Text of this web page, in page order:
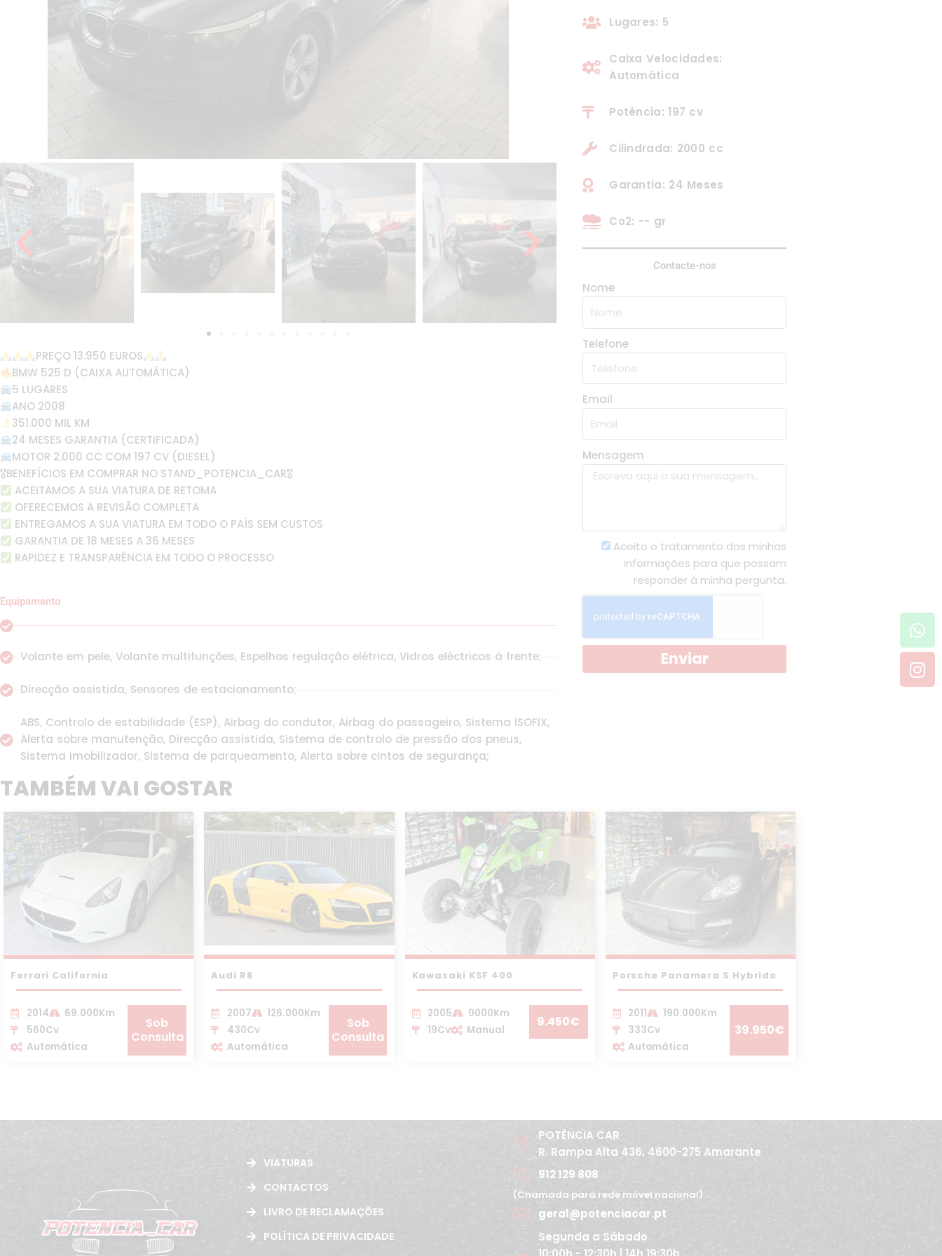
PREÇO 13.950 EUROS
BMW 525 D (CAIXA AUTOMÁTICA)
5 LUGARES
ANO 2008
351.000 MIL KM
24 MESES GARANTIA (CERTIFICADA)
MOTOR 2.000 CC COM 197 CV (DIESEL)
🎖BENEFÍCIOS EM COMPRAR NO STAND_POTENCIA_CAR🎖
ACEITAMOS A SUA VIATURA DE RETOMA
OFERECEMOS A REVISÃO COMPLETA
ENTREGAMOS A SUA VIATURA EM TODO O PAÍS SEM CUSTOS
GARANTIA DE 18 MESES A 36 MESES
RAPIDEZ E TRANSPARÊNCIA EM TODO O PROCESSO
Equipamento
Volante em pele, Volante multifunções, Espelhos regulação elétrica, Vidros eléctricos à frente;
Direcção assistida, Sensores de estacionamento;
ABS, Controlo de estabilidade (ESP), Airbag do condutor, Airbag do passageiro, Sistema ISOFIX,
Alerta sobre manutenção, Direcção assistida, Sistema de controlo de pressão dos pneus,
Sistema imobilizador, Sistema de parqueamento, Alerta sobre cintos de segurança;
Lugares: 5
Caixa Velocidades:
Automática
Potência: 197 cv
Cilindrada: 2000 cc
Garantia: 24 Meses
Co2: -- gr
Contacte-nos
Nome
Telefone
Email
Mensagem
Aceito o tratamento das minhas
informações para que possam
responder à minha pergunta.
Enviar
TAMBÉM VAI GOSTAR
Ferrari California
2014
69.000Km
560Cv
Automática
Sob
Consulta
Audi R8
2007
126.000Km
430Cv
Automática
Sob
Consulta
Kawasaki KSF 400
2005
0000Km
19Cv
Manual
9.450€
Porsche Panamera S Hybrido
2011
190.000Km
333Cv
Automática
39.950€
VIATURAS
CONTACTOS
LIVRO DE RECLAMAÇÕES
POLÍTICA DE PRIVACIDADE
POTÊNCIA CAR
R. Rampa Alta 436, 4600-275 Amarante
912 129 808
(Chamada para rede móvel nacional)
geral@potenciacar.pt
Segunda a Sábado